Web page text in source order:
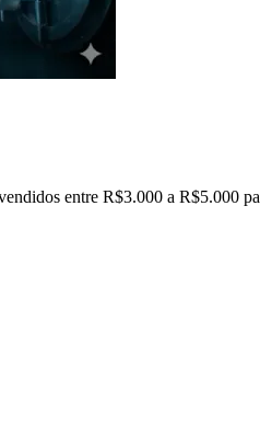
entre R$3.000 a R$5.000